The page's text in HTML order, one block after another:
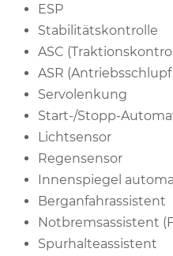
ESP
Stabilitätskontrolle
ASC
ASR
Servolenkung
Start-/Stopp-
Lichtsensor
Regensensor
Innenspiegel
Berganfahrassistent
Notbremsassistent
Spurhalteassistent